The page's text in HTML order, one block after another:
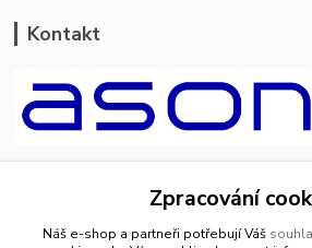
Kontakt
+420 799 500 769
Zpracování
Náš e-shop a partneři potřebují Váš